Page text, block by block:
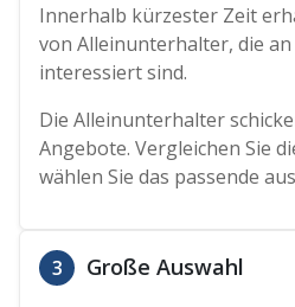
Innerhalb kürzester Zeit
von Alleinunterhalter, die
interessiert sind.
Die Alleinunterhalter
Angebote. Vergleichen Sie
wählen Sie das passende
3 Große Auswahl